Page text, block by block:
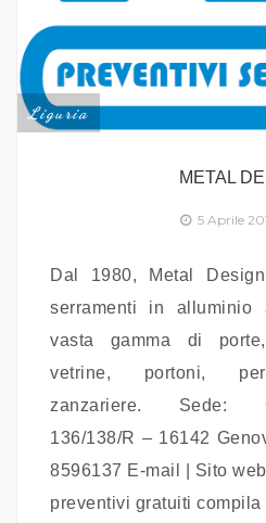
Liguria
METAL
5 Aprile
Dal 1980, Metal
serramenti in
vasta gamma di
vetrine, portoni,
zanzariere. Sede:
136/138/R – 16142
8596137 E-mail | Sito
preventivi gratuiti compila